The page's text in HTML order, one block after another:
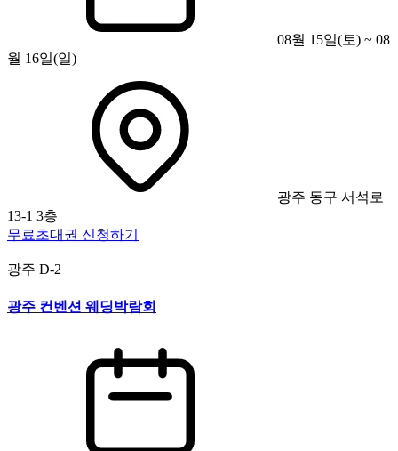
08월 15일(토) ~ 08
월 16일(일)
광주 동구 서석로
13-1 3층
무료초대권 신청하기
광주 D-2
광주 컨벤션 웨딩박람회